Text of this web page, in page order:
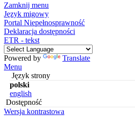
Zamknij menu
Język migowy
Portal Niepełnosprawność
Deklaracja dostępności
ETR - tekst
Powered by
Translate
Menu
Język strony
polski
english
Dostępność
Wersja kontrastowa